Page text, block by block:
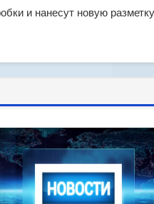
и нанесут новую